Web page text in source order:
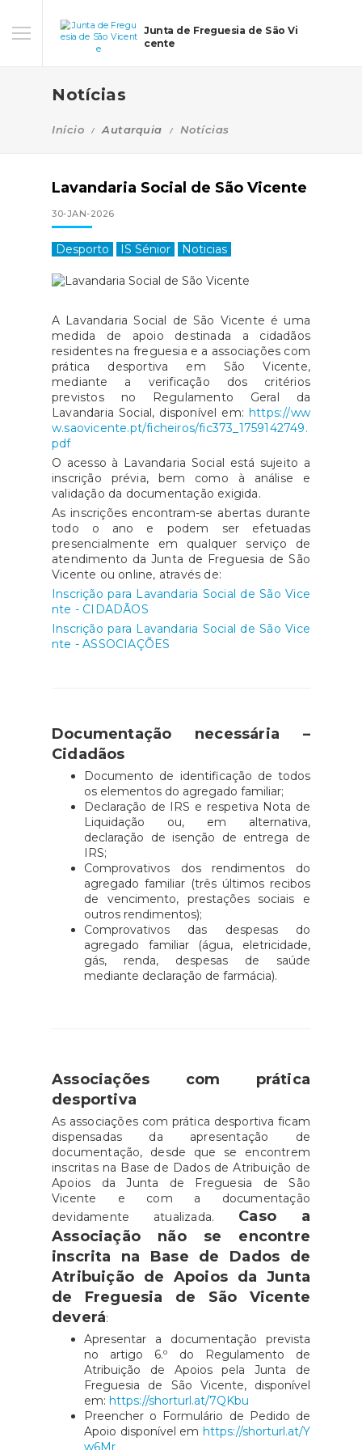
Junta de Freguesia de São Vi
cente
Notícias
Início Autarquia Notícias
Lavandaria Social de São Vicente
30-JAN-2026
Desporto IS Sénior Noticias
A Lavandaria Social de São Vicente é uma
medida de apoio destinada a cidadãos
residentes na freguesia e a associações com
prática desportiva em São Vicente,
mediante a verificação dos critérios
previstos no Regulamento Geral da
Lavandaria Social, disponível em: https://ww
w.saovicente.pt/ficheiros/fic373_1759142749.
pdf
O acesso à Lavandaria Social está sujeito a
inscrição prévia, bem como à análise e
validação da documentação exigida.
As inscrições encontram-se abertas durante
todo o ano e podem ser efetuadas
presencialmente em qualquer serviço de
atendimento da Junta de Freguesia de São
Vicente ou online, através de:
Inscrição para Lavandaria Social de São Vice
nte - CIDADÃOS
Inscrição para Lavandaria Social de São Vice
nte - ASSOCIAÇÕES
Documentação necessária –
Cidadãos
Documento de identificação de todos
os elementos do agregado familiar;
Declaração de IRS e respetiva Nota de
Liquidação ou, em alternativa,
declaração de isenção de entrega de
IRS;
Comprovativos dos rendimentos do
agregado familiar (três últimos recibos
de vencimento, prestações sociais e
outros rendimentos);
Comprovativos das despesas do
agregado familiar (água, eletricidade,
gás, renda, despesas de saúde
mediante declaração de farmácia).
Associações com prática
desportiva
As associações com prática desportiva ficam
dispensadas da apresentação de
documentação, desde que se encontrem
inscritas na Base de Dados de Atribuição de
Apoios da Junta de Freguesia de São
Vicente e com a documentação
devidamente atualizada. Caso a
Associação não se encontre
inscrita na Base de Dados de
Atribuição de Apoios da Junta
de Freguesia de São Vicente
deverá:
Apresentar a documentação prevista
no artigo 6.º do Regulamento de
Atribuição de Apoios pela Junta de
Freguesia de São Vicente, disponível
em: https://shorturl.at/7QKbu
Preencher o Formulário de Pedido de
Apoio disponível em https://shorturl.at/Y
w6Mr